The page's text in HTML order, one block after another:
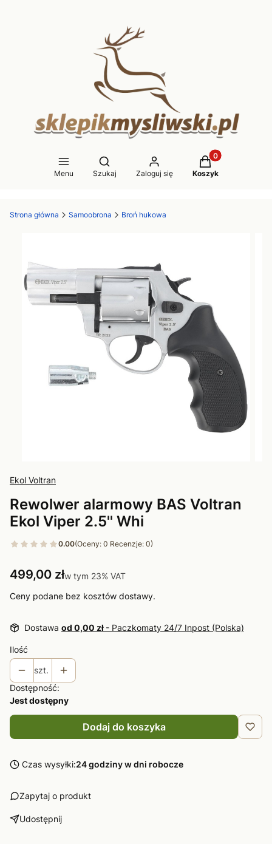
Menu
Otwórz wyszukiwarkę
Szukaj Zaloguj się
Produkty w
Koszyk
Strona główna Samoobrona Broń hukowa
Ekol Voltran
Rewolwer alarmowy BAS Voltran
Ekol Viper 2.5'' Whi
0.00(Oceny: 0 Recenzje: 0)
Cena
499,00 złw tym 23% VAT
w tym 23% VAT
Ceny podane bez kosztów dostawy.
Dostawa od 0,00 zł - Paczkomaty 24/7 Inpost (Polska)
Ilość
szt.
Dostępność:
Jest dostępny
Dodaj do koszyka
Czas wysyłki:24 godziny w dni robocze
Zapytaj o produkt
Udostępnij